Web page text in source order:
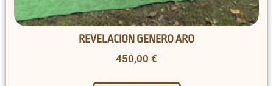
REVELACION GENERO ARO
450,00 €